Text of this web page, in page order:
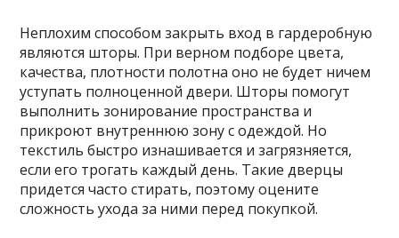
Неплохим способом закрыть вход в гардеробную
являются шторы. При верном подборе цвета,
качества, плотности полотна оно не будет ничем
уступать полноценной двери. Шторы помогут
выполнить зонирование пространства и
прикроют внутреннюю зону с одеждой. Но
текстиль быстро изнашивается и загрязняется,
если его трогать каждый день. Такие дверцы
придется часто стирать, поэтому оцените
сложность ухода за ними перед покупкой.